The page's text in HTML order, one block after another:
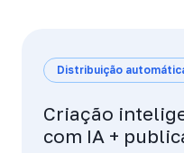
Distribuição
Criação
com IA +